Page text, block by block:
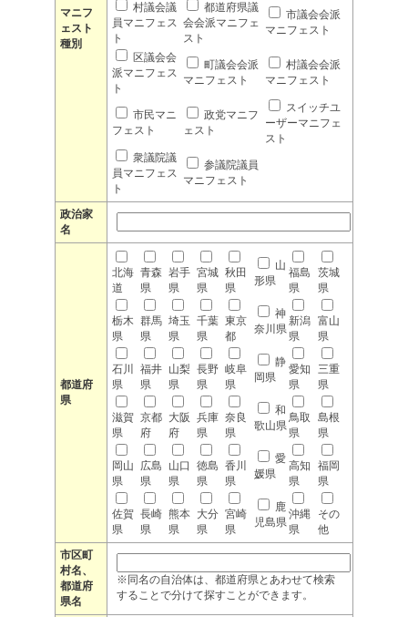
マニフ
ェスト
種別
村議会議
員マニフェス
ト
都道府県議
会会派マニフェ
スト
市議会会派
マニフェスト
区議会会
派マニフェス
ト
町議会会派
マニフェスト
村議会会派
マニフェスト
市民マニ
フェスト
政党マニフ
ェスト
スイッチユ
ーザーマニフェ
スト
衆議院議
員マニフェス
ト
参議院議員
マニフェスト
政治家
名
都道府
県
北海
道
青森
県
岩手
県
宮城
県
秋田
県
山
形県
福島
県
茨城
県
栃木
県
群馬
県
埼玉
県
千葉
県
東京
都
神
奈川県
新潟
県
富山
県
石川
県
福井
県
山梨
県
長野
県
岐阜
県
静
岡県
愛知
県
三重
県
滋賀
県
京都
府
大阪
府
兵庫
県
奈良
県
和
歌山県
鳥取
県
島根
県
岡山
県
広島
県
山口
県
徳島
県
香川
県
愛
媛県
高知
県
福岡
県
佐賀
県
長崎
県
熊本
県
大分
県
宮崎
県
鹿
児島県
沖縄
県
その
他
市区町
村名、
都道府
県名
※同名の自治体は、都道府県とあわせて検索
することで分けて探すことができます。